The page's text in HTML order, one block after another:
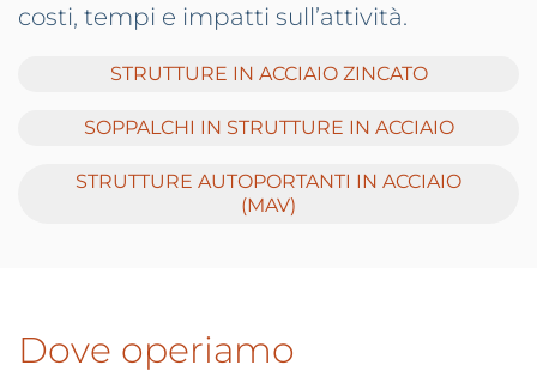
costi, tempi e impatti sull’attività.
STRUTTURE IN ACCIAIO ZINCATO
SOPPALCHI IN STRUTTURE IN ACCIAIO
STRUTTURE AUTOPORTANTI IN ACCIAIO
(MAV)
Dove operiamo